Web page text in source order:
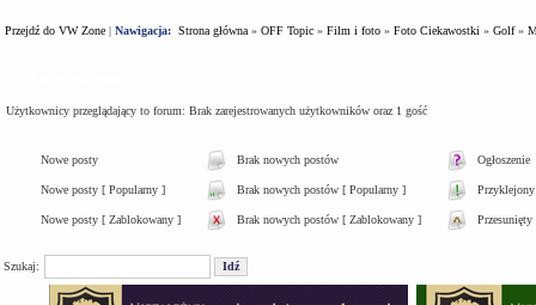
Przejdź do VW Zone | Nawigacja: Strona główna » OFF Topic » Film i foto » Foto Ciekawostki » Golf»
Użytkownicy przeglądający to forum: Brak zarejestrowanych użytkowników oraz 1 gość
Nowe posty Brak nowych postów Ogłoszenie
Nowe posty [ Popularny ] Brak nowych postów [ Popularny ] Przyklejony
Nowe posty [ Zablokowany ] Brak nowych postów [ Zablokowany ] Przesunięty
Szukaj: